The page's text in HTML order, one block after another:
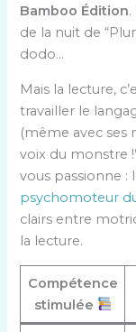
Bamboo Édition
de la nuit de
dodo…
Mais la lecture,
travailler le
(même avec ses
voix du monstre
vous passionne :
psychomoteur
clairs entre
la lecture.
Compétence
stimulée